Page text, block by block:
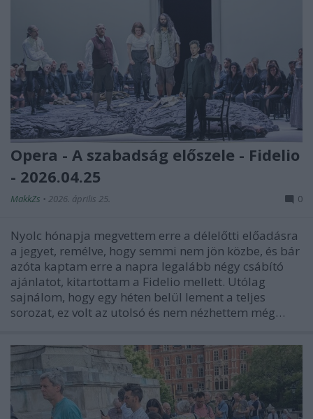
Opera - A szabadság előszele - Fidelio
- 2026.04.25
MakkZs • 2026. április 25. 0
Nyolc hónapja megvettem erre a délelőtti előadásra
a jegyet, remélve, hogy semmi nem jön közbe, és bár
azóta kaptam erre a napra legalább négy csábító
ajánlatot, kitartottam a Fidelio mellett. Utólag
sajnálom, hogy egy héten belül lement a teljes
sorozat, ez volt az utolsó és nem nézhettem még…